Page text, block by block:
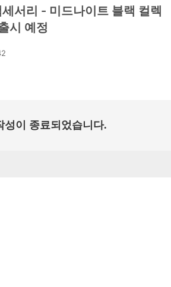
서리 - 미드나이트 블랙 컬렉
시 예정
성이 종료되었습니다.